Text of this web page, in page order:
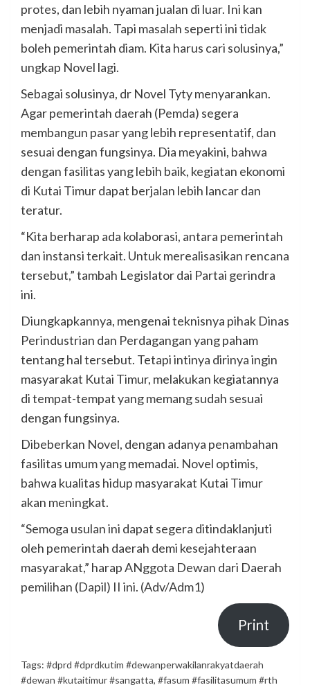
protes, dan lebih nyaman jualan di luar. Ini kan
menjadi masalah. Tapi masalah seperti ini tidak
boleh pemerintah diam. Kita harus cari solusinya,”
ungkap Novel lagi.
Sebagai solusinya, dr Novel Tyty menyarankan.
Agar pemerintah daerah (Pemda) segera
membangun pasar yang lebih representatif, dan
sesuai dengan fungsinya. Dia meyakini, bahwa
dengan fasilitas yang lebih baik, kegiatan ekonomi
di Kutai Timur dapat berjalan lebih lancar dan
teratur.
“Kita berharap ada kolaborasi, antara pemerintah
dan instansi terkait. Untuk merealisasikan rencana
tersebut,” tambah Legislator dai Partai gerindra
ini.
Diungkapkannya, mengenai teknisnya pihak Dinas
Perindustrian dan Perdagangan yang paham
tentang hal tersebut. Tetapi intinya dirinya ingin
masyarakat Kutai Timur, melakukan kegiatannya
di tempat-tempat yang memang sudah sesuai
dengan fungsinya.
Dibeberkan Novel, dengan adanya penambahan
fasilitas umum yang memadai. Novel optimis,
bahwa kualitas hidup masyarakat Kutai Timur
akan meningkat.
“Semoga usulan ini dapat segera ditindaklanjuti
oleh pemerintah daerah demi kesejahteraan
masyarakat,” harap ANggota Dewan dari Daerah
pemilihan (Dapil) II ini. (Adv/Adm1)
Print
Tags: #dprd #dprdkutim #dewanperwakilanrakyatdaerah
#dewan #kutaitimur #sangatta, #fasum #fasilitasumum #rth